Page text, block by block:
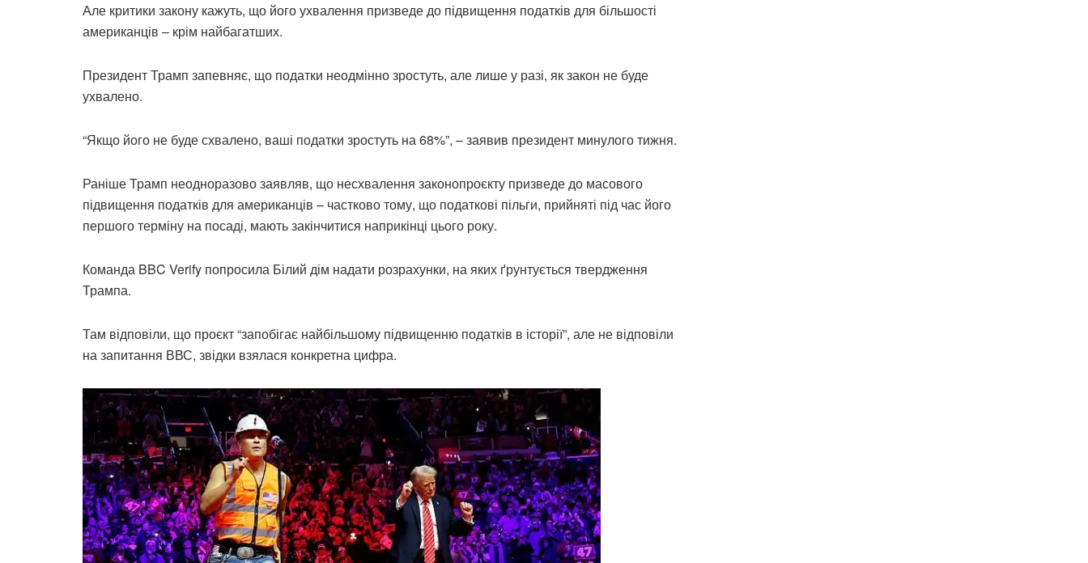
Але критики закону кажуть, що його ухвалення призведе до підвищення податків для більшості
американців – крім найбагатших.
Президент Трамп запевняє, що податки неодмінно зростуть, але лише у разі, як закон не буде
ухвалено.
“Якщо його не буде схвалено, ваші податки зростуть на 68%”, – заявив президент минулого тижня.
Раніше Трамп неодноразово заявляв, що несхвалення законопроєкту призведе до масового
підвищення податків для американців – частково тому, що податкові пільги, прийняті під час його
першого терміну на посаді, мають закінчитися наприкінці цього року.
Команда BBC Verify попросила Білий дім надати розрахунки, на яких ґрунтується твердження
Трампа.
Там відповіли, що проєкт “запобігає найбільшому підвищенню податків в історії”, але не відповіли
на запитання ВВС, звідки взялася конкретна цифра.